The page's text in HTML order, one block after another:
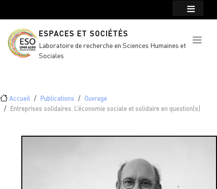
ESPACES ET SOCIÉTÉS
Laboratoire de recherche en Sciences Humaines et
Sociales
Fil d'Ariane
Accueil Publications
Ouvrage
Entreprises solidaires. L’économie sociale et solidaire en question(s)